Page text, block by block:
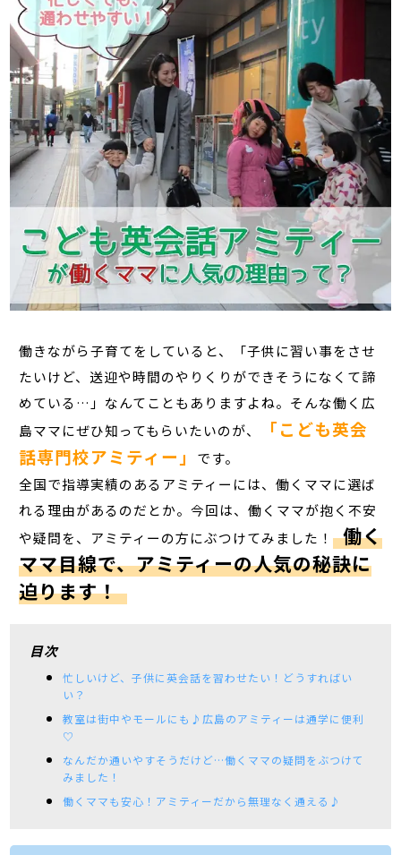
働きながら子育てをしていると、「子供に習い事をさせ
たいけど、送迎や時間のやりくりができそうになくて諦
めている…」なんてこともありますよね。そんな働く広
島ママにぜひ知ってもらいたいのが、
「こども英会
話専門校アミティー」
です。
全国で指導実績のあるアミティーには、働くママに選ば
れる理由があるのだとか。今回は、働くママが抱く不安
や疑問を、アミティーの方にぶつけてみました！ 働く
ママ目線で、アミティーの人気の秘訣に
迫ります！
目次
忙しいけど、子供に英会話を習わせたい！どうすればい
い？
教室は街中やモールにも♪広島のアミティーは通学に便利
♡
なんだか通いやすそうだけど…働くママの疑問をぶつけて
みました！
働くママも安心！アミティーだから無理なく通える♪